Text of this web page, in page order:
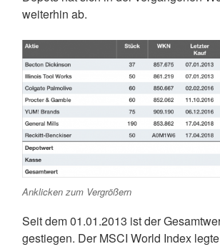
weiterhin ab.
Anklicken zum Vergrößern
Seit dem 01.01.2013 ist der
gestiegen. Der MSCI World Index